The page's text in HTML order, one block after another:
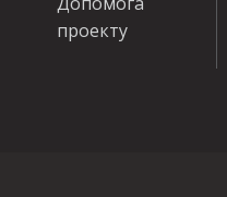
проекту